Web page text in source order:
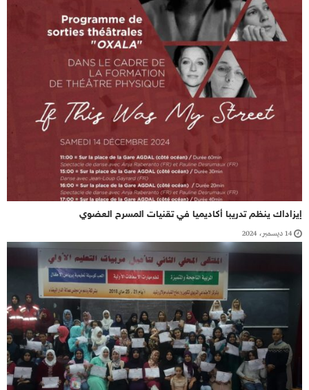
إيزاداك ينظم تدريبا أكاديميا في تقنيات المسرح العضوي
14 ديسمبر، 2024